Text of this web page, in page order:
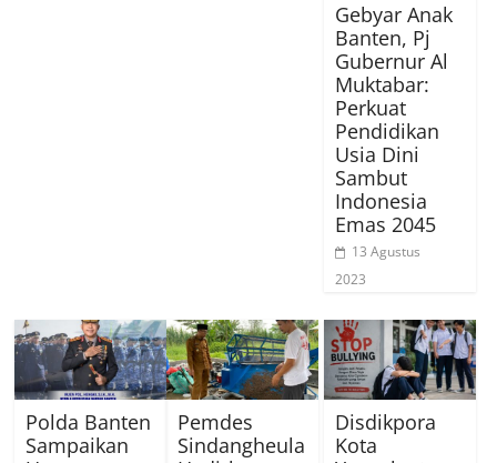
Gebyar Anak
Banten, Pj
Gubernur Al
Muktabar:
Perkuat
Pendidikan
Usia Dini
Sambut
Indonesia
Emas 2045
13 Agustus
2023
Polda Banten
Sampaikan
Pemdes
Sindangheula
Disdikpora
Kota